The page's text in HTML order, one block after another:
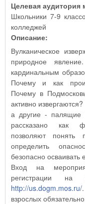
Целевая аудитория
Школьники 7-9
колледжей
Описание:
Вулканическое
природное
кардинальным
Почему и как
Почему в
активно
а другие - палящие
рассказано как
позволяют понять
определить
безопасно осваивать
Вход на
регистрации на
http://us.dogm.mos.ru/
взрослых